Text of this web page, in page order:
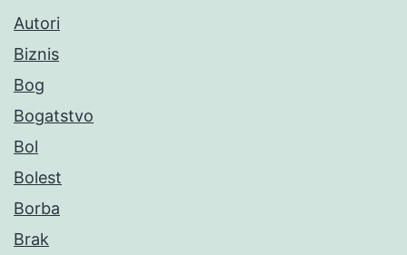
Autori
Biznis
Bog
Bogatstvo
Bol
Bolest
Borba
Brak